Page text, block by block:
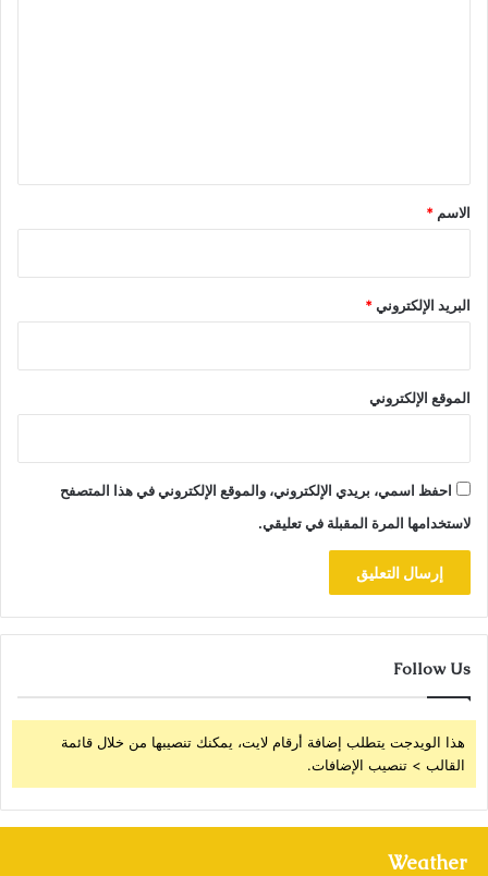
*
الاسم *
البريد الإلكتروني*
الموقع الإلكتروني
احفظ اسمي، بريدي الإلكتروني، والموقع الإلكتروني في هذا المتصفح
لاستخدامها المرة المقبلة في تعليقي.
Follow Us
هذا الويدجت يتطلب إضافة أرقام لايت، يمكنك تنصيبها من خلال قائمة
القالب > تنصيب الإضافات.
Weather